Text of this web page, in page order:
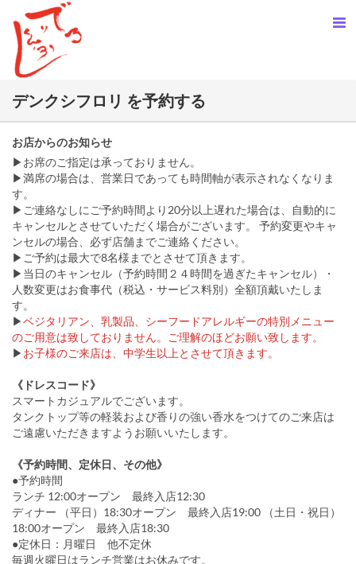
デンクシフロリ を予約する
お店からのお知らせ
▶お席のご指定は承っておりません。
▶満席の場合は、営業日であっても時間軸が表示されなくなりま
す。
▶ご連絡なしにご予約時間より20分以上遅れた場合は、自動的に
キャンセルとさせていただく場合がございます。 予約変更やキャ
ンセルの場合、必ず店舗までご連絡ください。
▶ご予約は最大で8名様までとさせて頂きます。
▶当日のキャンセル（予約時間２４時間を過ぎたキャンセル）・
人数変更はお食事代（税込・サービス料別）全額頂戴いたしま
す。
▶ベジタリアン、乳製品、シーフードアレルギーの特別メニュー
のご用意は致しておりません。ご理解のほどお願い致します。
▶ お子様のご来店は、中学生以上とさせて頂きます。
《ドレスコード》
スマートカジュアルでございます。
タンクトップ等の軽装および香りの強い香水をつけてのご来店は
ご遠慮いただきますようお願いいたします。
《予約時間、定休日、その他》
●予約時間
ランチ 12:00オープン 最終入店12:30
ディナー （平日）18:30オープン 最終入店19:00 （土日・祝日）
18:00オープン 最終入店18:30
●定休日：月曜日 他不定休
毎週火曜日はランチ営業はお休みです。